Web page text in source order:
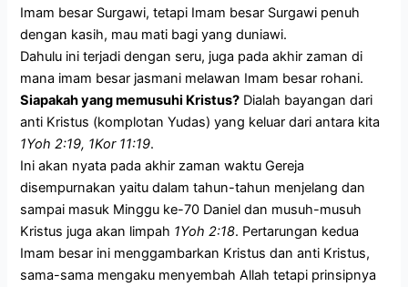
Imam besar Surgawi, tetapi Imam besar Surgawi penuh
dengan kasih, mau mati bagi yang duniawi.
Dahulu ini terjadi dengan seru, juga pada akhir zaman di
mana imam besar jasmani melawan Imam besar rohani.
Siapakah yang memusuhi Kristus? Dialah bayangan dari
anti Kristus (komplotan Yudas) yang keluar dari antara kita
1Yoh 2:19, 1Kor 11:19.
Ini akan nyata pada akhir zaman waktu Gereja
disempurnakan yaitu dalam tahun-tahun menjelang dan
sampai masuk Minggu ke-70 Daniel dan musuh-musuh
Kristus juga akan limpah 1Yoh 2:18. Pertarungan kedua
Imam besar ini menggambarkan Kristus dan anti Kristus,
sama-sama mengaku menyembah Allah tetapi prinsipnya